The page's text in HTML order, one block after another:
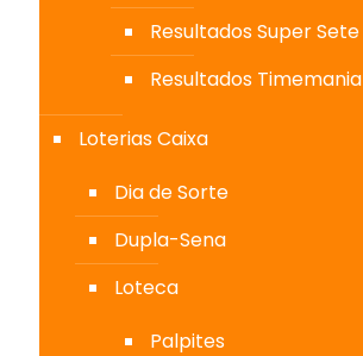
Resultados Super Sete
Resultados Timemania
Loterias Caixa
Dia de Sorte
Dupla-Sena
Loteca
Palpites